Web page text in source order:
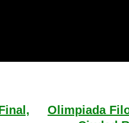
Olimpiada